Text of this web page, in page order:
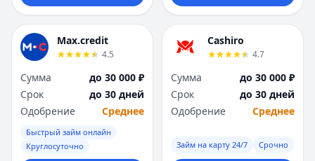
Max.credit
4.5
Сумма
до 30 000 ₽
Срок
до 30 дней
Одобрение
Среднее
Быстрый займ онлайн
Круглосуточно
Cashiro
4.7
Сумма
до 30 000 ₽
Срок
до 30 дней
Одобрение
Среднее
Займ на карту 24/7 Срочно